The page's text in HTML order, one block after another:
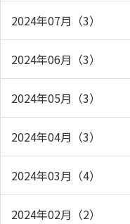
2024年07月（3）
2024年06月（3）
2024年05月（3）
2024年04月（3）
2024年03月（4）
2024年02月（2）